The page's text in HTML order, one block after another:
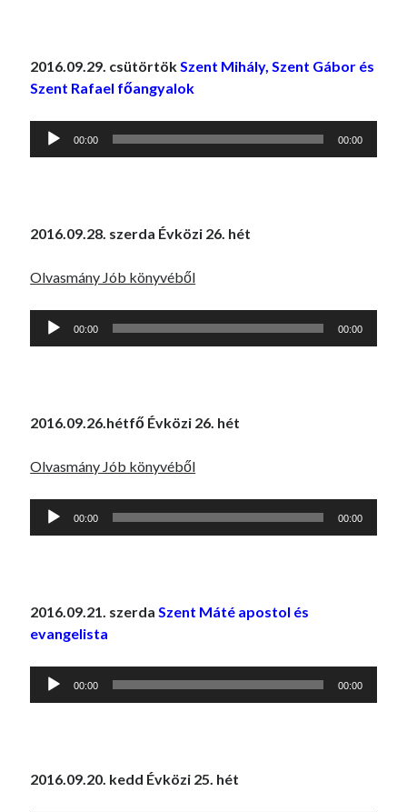
2016.09.29. csütörtökSzent Mihály, Szent Gábor és
Szent Rafael főangyalok
Audió
00:00 00:00
2016.09.28. szerda Évközi 26. hét
Olvasmány Jób könyvéből
Audió
00:00 00:00
2016.09.26.hétfő Évközi 26. hét
Olvasmány Jób könyvéből
Audió
00:00 00:00
2016.09.21. szerdaSzent Máté apostol és
evangelista
Audió
00:00 00:00
2016.09.20. kedd Évközi 25. hét